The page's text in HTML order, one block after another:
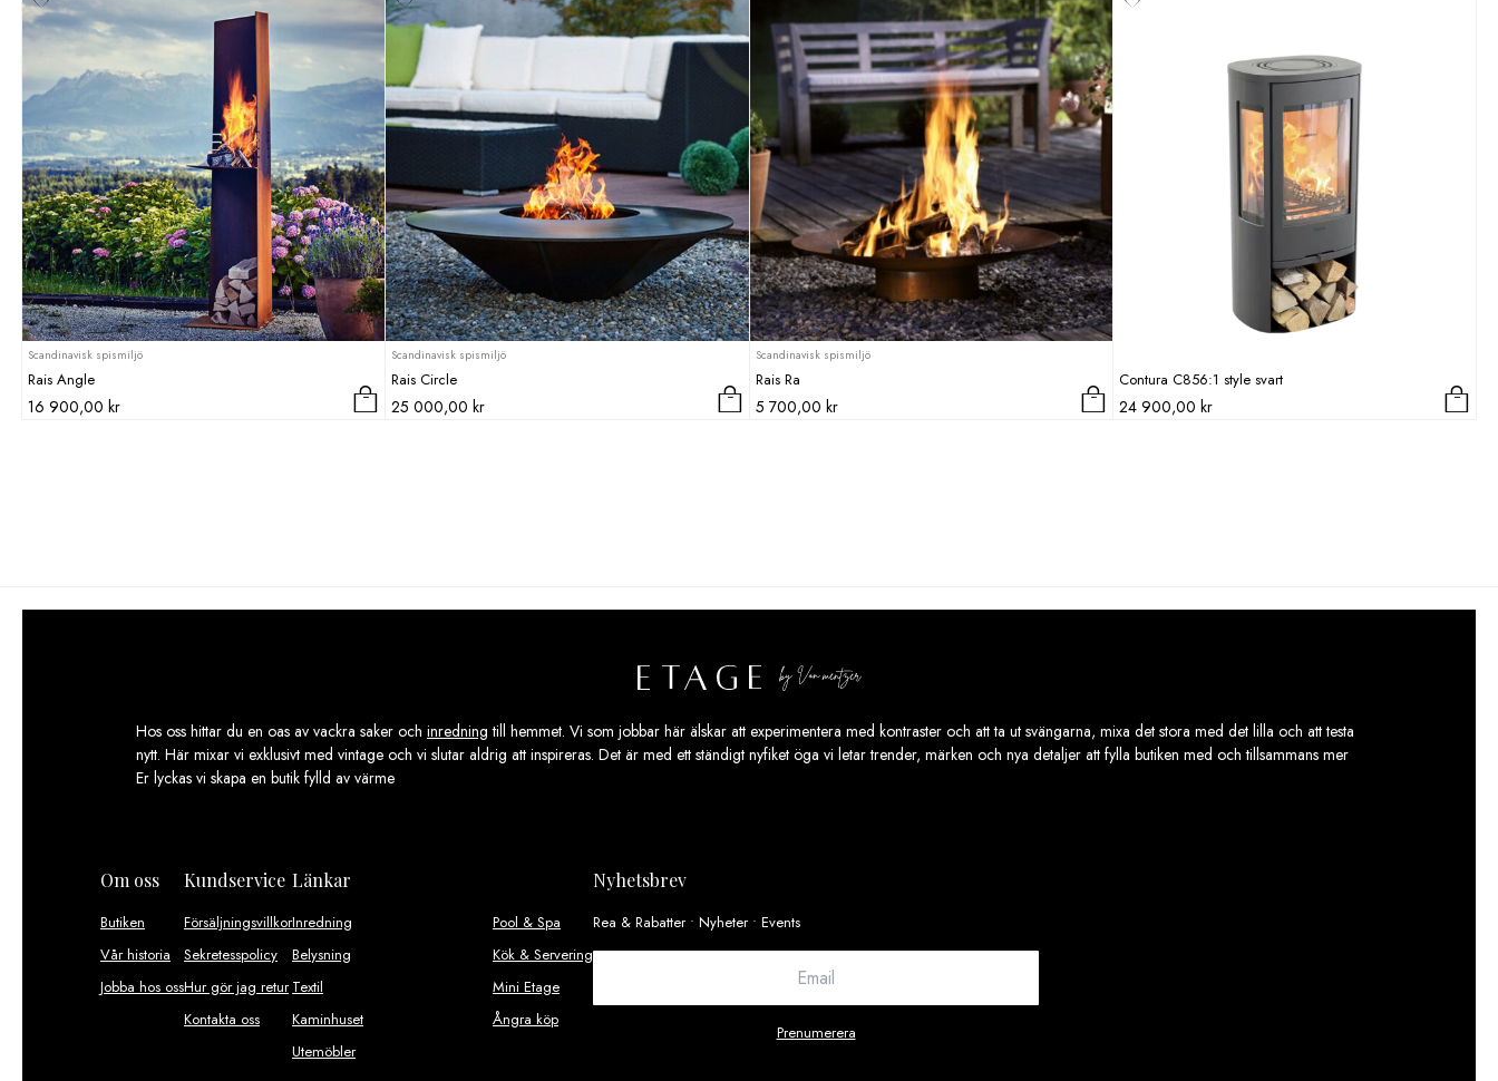
Scandinavisk spismiljö
Rais Angle
16 900,00 kr
Scandinavisk spismiljö
Rais Circle
25 000,00kr
Scandinavisk spismiljö
Rais Ra
5 700,00 kr
Contura C856:1 style svart
24 900,00 kr
Hos oss hittar du en oas av vackra saker och inredning till hemmet. Vi som jobbar här älskar att experimentera med kontraster och att ta ut svängarna, mixa det stora med det lilla och att testa
nytt. Här mixar vi exklusivt med vintage och vi slutar aldrig att inspireras. Det är med ett ständigt nyfiket öga vi letar trender, märken och nya detaljer att fylla butiken med och tillsammans mer
Er lyckas vi skapa en butik fylld av värme
Om oss
Butiken
Vår historia
Jobba hos oss
Kundservice
Försäljningsvillkor
Sekretesspolicy
Hur gör jag retur
Kontakta oss
Länkar
Inredning
Belysning
Textil
Kaminhuset
Utemöbler
Pool & Spa
Kök & Servering
Mini Etage
Ångra köp
Nyhetsbrev
Rea & Rabatter • Nyheter • Events
Prenumerera